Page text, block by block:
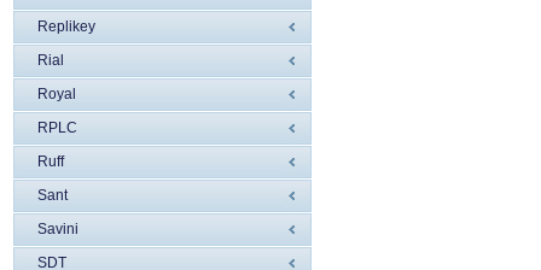
Replikey
Rial
Royal
RPLC
Ruff
Sant
Savini
SDT